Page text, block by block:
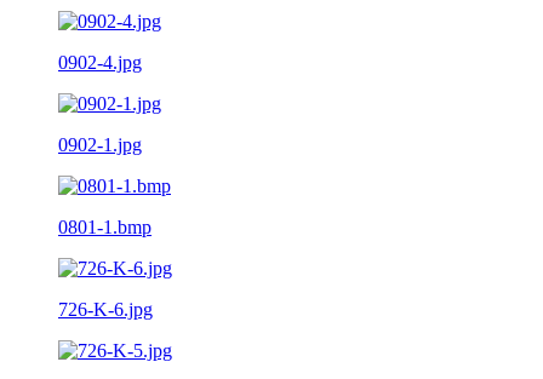
0902-4.jpg
0902-1.jpg
0801-1.bmp
726-K-6.jpg